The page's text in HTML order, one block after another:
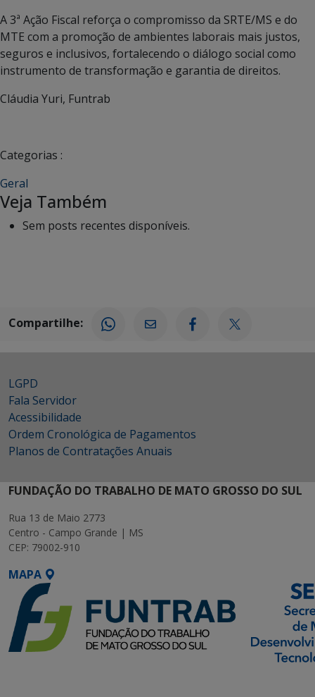
A 3ª Ação Fiscal reforça o compromisso da SRTE/MS e do
MTE com a promoção de ambientes laborais mais justos,
seguros e inclusivos, fortalecendo o diálogo social como
instrumento de transformação e garantia de direitos.
Cláudia Yuri, Funtrab
Categorias :
Geral
Veja Também
Sem posts recentes disponíveis.
Compartilhe:
LGPD
Fala Servidor
Acessibilidade
Ordem Cronológica de Pagamentos
Planos de Contratações Anuais
FUNDAÇÃO DO TRABALHO DE MATO GROSSO DO SUL
Rua 13 de Maio 2773
Centro - Campo Grande | MS
CEP: 79002-910
MAPA